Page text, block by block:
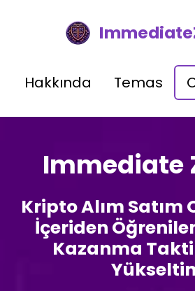
Hakkında Temas
Immediate
Kripto Alım Satım
İçeriden
Kazanma